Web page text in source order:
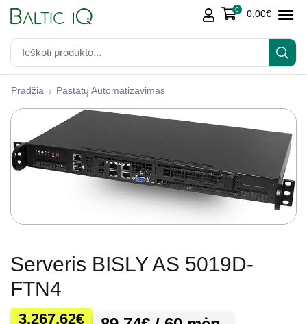
0 0,00€
Pradžia Pastatų Automatizavimas
Serveris BISLY AS 5019D-
FTN4
3.267,62€